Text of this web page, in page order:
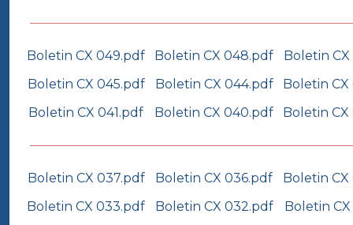
Boletin CX 049.pdf Boletin CX 048.pdf
Boletin
Boletin CX 045.pdf
Boletin CX 044.pdf
Boletin
Boletin CX 041.pdf
Boletin CX 040.pdf Boletin
Boletin CX 037.pdf Boletin CX 036.pdf
Boletin
Boletin CX 033.pdf
Boletin CX 032.pdf
Boletin